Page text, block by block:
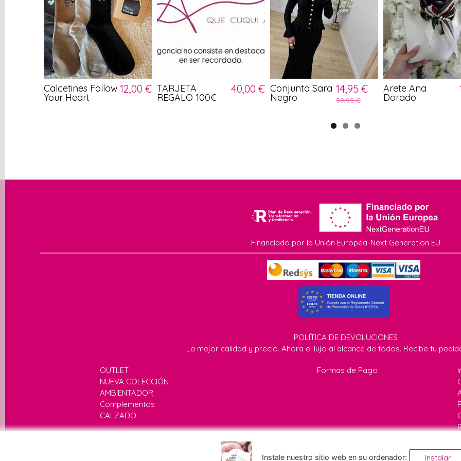
Calcetines Follow
Your Heart
12,00 € TARJETA
REGALO 100€
40,00 € Conjunto Sara
Negro
14,95 €
39,95 €
Arete Ana
Dorado
Financiado por la Unión Europea-Next Generation EU
POLÍTICA DE DEVOLUCIONES
La mejor calidad y precio. Ahora el lujo al alcance de todos. Recibe tu
OUTLET
NUEVA COLECCIÓN
AMBIENTADOR
Complementos
CALZADO
Formas de Pago
Av. de Andalucía, 71 - 23477 Jaén - (España) | info@quecuquiana.com|
Instale nuestro sitio web en su ordenador: Instalar